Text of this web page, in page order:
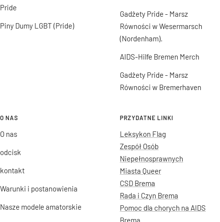
Pride
Piny Dumy LGBT (Pride)
Gadżety Pride - Marsz
Równości w Wesermarsch
(Nordenham).
AIDS-Hilfe Bremen Merch
Gadżety Pride - Marsz
Równości w Bremerhaven
O NAS
O nas
odcisk
kontakt
Warunki i postanowienia
Nasze modele amatorskie
PRZYDATNE LINKI
Leksykon Flag
Zespół Osób
Niepełnosprawnych
Miasta Queer
CSD Brema
Rada i Czyn Brema
Pomoc dla chorych na AIDS
Brema